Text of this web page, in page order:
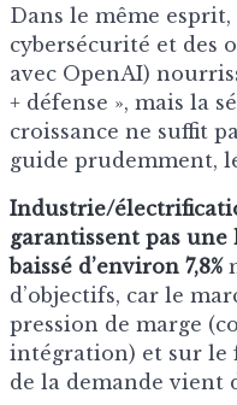
Dans le même
cybersécurité et des
avec OpenAI)
+ défense », mais la
croissance ne suffit
guide prudemment,
Industrie/
garantissent pas une
baissé d’environ 7,8%
d’objectifs, car le
pression de marge
intégration) et sur le
de la demande vient